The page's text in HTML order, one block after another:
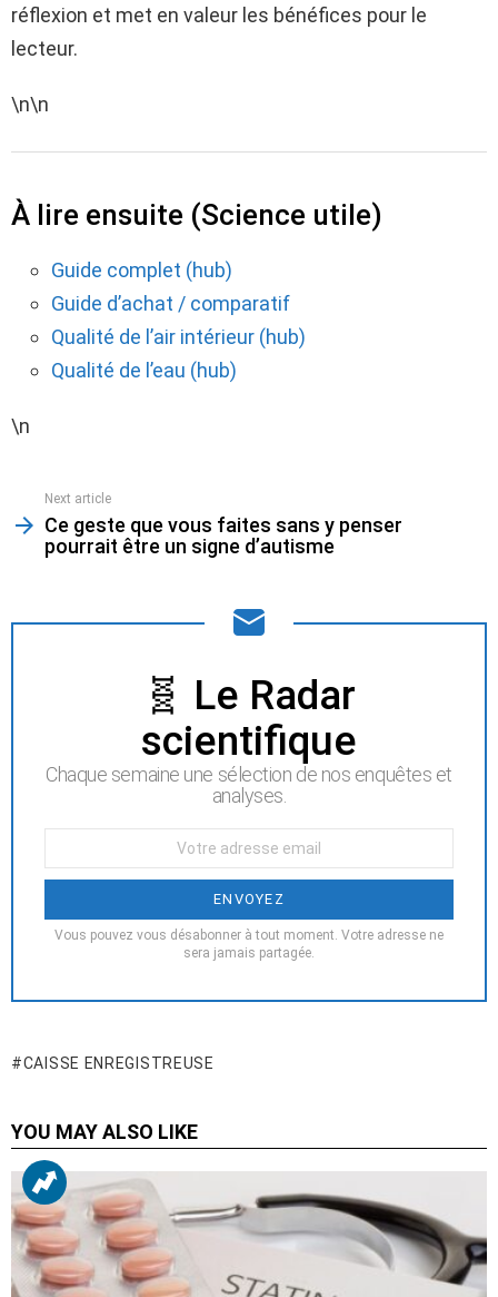
réflexion et met en valeur les bénéfices pour le
lecteur.
\n\n
À lire ensuite (Science utile)
Guide complet (hub)
Guide d’achat / comparatif
Qualité de l’air intérieur (hub)
Qualité de l’eau (hub)
\n
moreNext article
Ce geste que vous faites sans y penser
pourrait être un signe d’autisme
NEWSLETTER🧬 Le Radar
scientifique
Chaque semaine une sélection de nos enquêtes et
analyses.
:
Vous pouvez vous désabonner à tout moment. Votre adresse ne
sera jamais partagée.
CAISSE ENREGISTREUSE
YOU MAY ALSO LIKE